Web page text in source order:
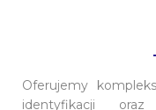
Oferujemy
identyfikacji